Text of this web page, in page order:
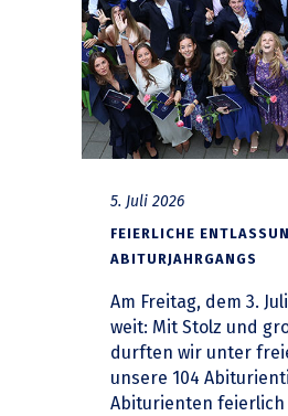
5. Juli 2026
FEIERLICHE
ABITURJAHRGANGS
Am Freitag, dem 3.
weit: Mit Stolz und
durften wir unter
unsere 104
Abiturienten feierlich